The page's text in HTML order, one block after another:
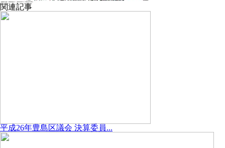
関連記事
平成26年豊島区議会 決算委員...